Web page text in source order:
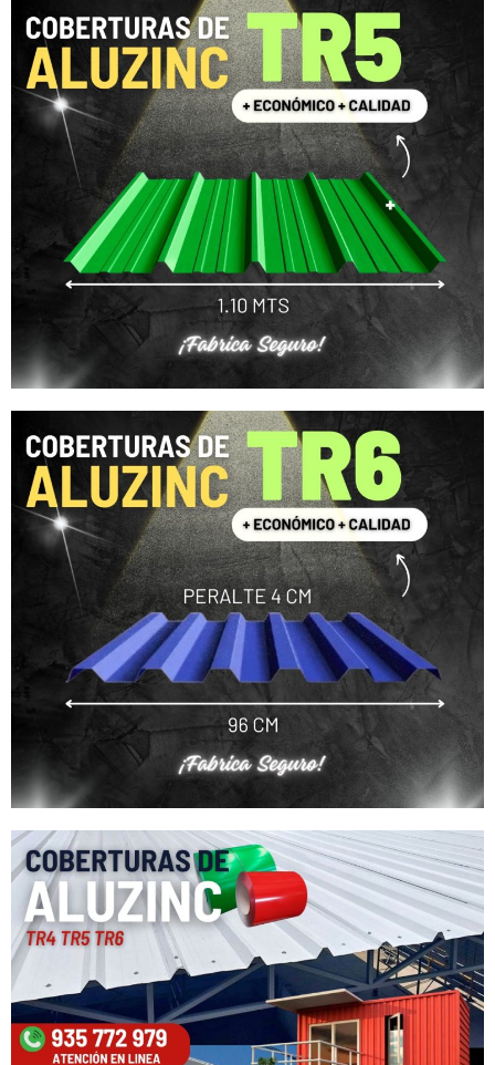
Nuestro equipo de atención al cliente